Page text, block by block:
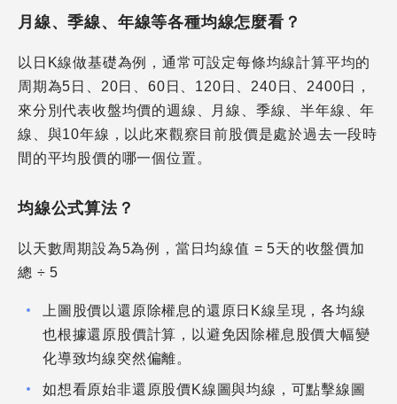
月線、季線、年線等各種均線怎麼看？
以日K線做基礎為例，通常可設定每條均線計算平均的
周期為5日、20日、60日、120日、240日、2400日，
來分別代表收盤均價的週線、月線、季線、半年線、年
線、與10年線，以此來觀察目前股價是處於過去一段時
間的平均股價的哪一個位置。
均線公式算法？
以天數周期設為5為例，當日均線值 = 5天的收盤價加
總 ÷ 5
上圖股價以還原除權息的還原日K線呈現，各均線
也根據還原股價計算，以避免因除權息股價大幅變
化導致均線突然偏離。
如想看原始非還原股價K線圖與均線，可點擊線圖